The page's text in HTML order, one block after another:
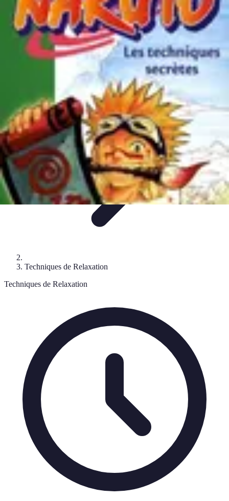
Solutions Insomnie
Méthodes Naturelles
Pratiques de MéditationMéditation et
RelaxationPlantes MédicinalesComprendre l'Insomnie
Solutions Insomnie
Techniques de Relaxation
Techniques de Relaxation